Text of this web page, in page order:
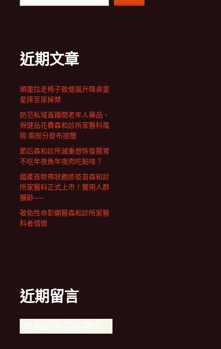
近期文章
頑童拉走椅子致億嵐升降桌童
星摔至尿掉禁
防范私域直播間老年人藥品、
保健品花費森和診所家醫科風
險 兩部分發布提醒
節后森和診所減重想恢復腸胃
不吃年夜魚年夜肉吃點啥？
國產首款帶狀皰疹疫苗森和診
所家醫科正式上市！實用人群
擴齡——
敬佑性命彰顯醫森和診所家醫
科者情懷
近期留言
尚無留言可供顯示。